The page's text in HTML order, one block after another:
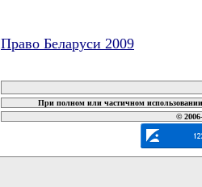
Право Беларуси 2009
При полном или частичном
©